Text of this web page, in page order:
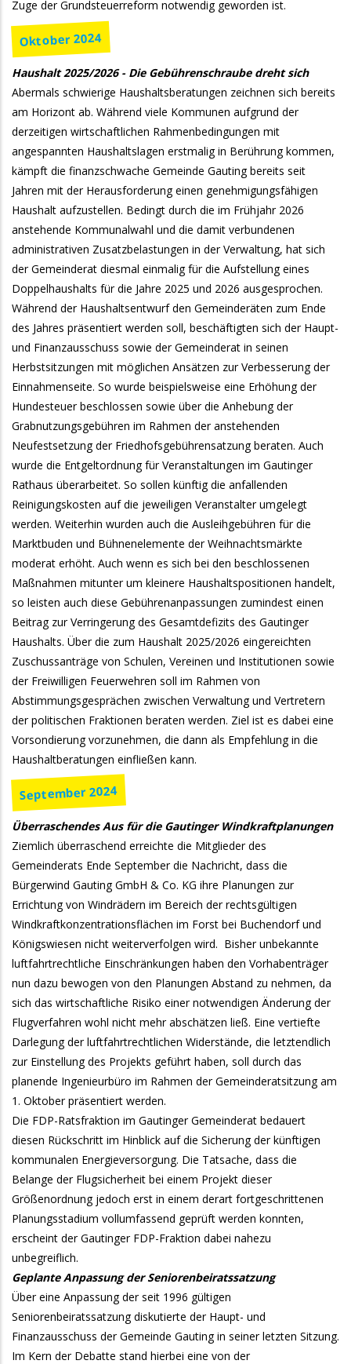
Zuge der Grundsteuerreform notwendig geworden ist.
Oktober 2024
Haushalt 2025/2026 - Die Gebührenschraube dreht sich
Abermals schwierige Haushaltsberatungen zeichnen sich bereits
am Horizont ab. Während viele Kommunen aufgrund der
derzeitigen wirtschaftlichen Rahmenbedingungen mit
angespannten Haushaltslagen erstmalig in Berührung kommen,
kämpft die finanzschwache Gemeinde Gauting bereits seit
Jahren mit der Herausforderung einen genehmigungsfähigen
Haushalt aufzustellen. Bedingt durch die im Frühjahr 2026
anstehende Kommunalwahl und die damit verbundenen
administrativen Zusatzbelastungen in der Verwaltung, hat sich
der Gemeinderat diesmal einmalig für die Aufstellung eines
Doppelhaushalts für die Jahre 2025 und 2026 ausgesprochen.
Während der Haushaltsentwurf den Gemeinderäten zum Ende
des Jahres präsentiert werden soll, beschäftigten sich der Haupt-
und Finanzausschuss sowie der Gemeinderat in seinen
Herbstsitzungen mit möglichen Ansätzen zur Verbesserung der
Einnahmenseite. So wurde beispielsweise eine Erhöhung der
Hundesteuer beschlossen sowie über die Anhebung der
Grabnutzungsgebühren im Rahmen der anstehenden
Neufestsetzung der Friedhofsgebührensatzung beraten. Auch
wurde die Entgeltordnung für Veranstaltungen im Gautinger
Rathaus überarbeitet. So sollen künftig die anfallenden
Reinigungskosten auf die jeweiligen Veranstalter umgelegt
werden. Weiterhin wurden auch die Ausleihgebühren für die
Marktbuden und Bühnenelemente der Weihnachtsmärkte
moderat erhöht. Auch wenn es sich bei den beschlossenen
Maßnahmen mitunter um kleinere Haushaltspositionen handelt,
so leisten auch diese Gebührenanpassungen zumindest einen
Beitrag zur Verringerung des Gesamtdefizits des Gautinger
Haushalts. Über die zum Haushalt 2025/2026 eingereichten
Zuschussanträge von Schulen, Vereinen und Institutionen sowie
der Freiwilligen Feuerwehren soll im Rahmen von
Abstimmungsgesprächen zwischen Verwaltung und Vertretern
der politischen Fraktionen beraten werden. Ziel ist es dabei eine
Vorsondierung vorzunehmen, die dann als Empfehlung in die
Haushaltberatungen einfließen kann.
September 2024
Überraschendes Aus für die Gautinger Windkraftplanungen
Ziemlich überraschend erreichte die Mitglieder des
Gemeinderats Ende September die Nachricht, dass die
Bürgerwind Gauting GmbH & Co. KG ihre Planungen zur
Errichtung von Windrädern im Bereich der rechtsgültigen
Windkraftkonzentrationsflächen im Forst bei Buchendorf und
Königswiesen nicht weiterverfolgen wird. Bisher unbekannte
luftfahrtrechtliche Einschränkungen haben den Vorhabenträger
nun dazu bewogen von den Planungen Abstand zu nehmen, da
sich das wirtschaftliche Risiko einer notwendigen Änderung der
Flugverfahren wohl nicht mehr abschätzen ließ. Eine vertiefte
Darlegung der luftfahrtrechtlichen Widerstände, die letztendlich
zur Einstellung des Projekts geführt haben, soll durch das
planende Ingenieurbüro im Rahmen der Gemeinderatsitzung am
1. Oktober präsentiert werden.
Die FDP-Ratsfraktion im Gautinger Gemeinderat bedauert
diesen Rückschritt im Hinblick auf die Sicherung der künftigen
kommunalen Energieversorgung. Die Tatsache, dass die
Belange der Flugsicherheit bei einem Projekt dieser
Größenordnung jedoch erst in einem derart fortgeschrittenen
Planungsstadium vollumfassend geprüft werden konnten,
erscheint der Gautinger FDP-Fraktion dabei nahezu
unbegreiflich.
Geplante Anpassung der Seniorenbeiratssatzung
Über eine Anpassung der seit 1996 gültigen
Seniorenbeiratssatzung diskutierte der Haupt- und
Finanzausschuss der Gemeinde Gauting in seiner letzten Sitzung.
Im Kern der Debatte stand hierbei eine von der